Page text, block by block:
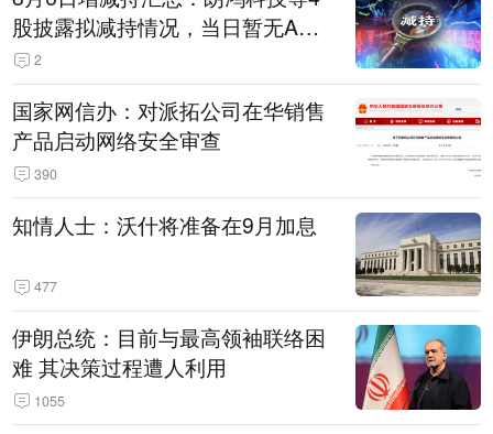
股披露拟减持情况，当日暂无A股
公司披露拟增持情况（表）
2
国家网信办：对派拓公司在华销售
产品启动网络安全审查
390
知情人士：沃什将准备在9月加息
477
伊朗总统：目前与最高领袖联络困
难 其决策过程遭人利用
1055